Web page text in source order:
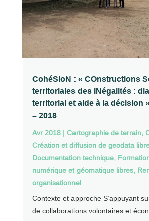
CohéSIoN : « COnstructions
territoriales des INégalités :
territorial et aide à la décision
– 2018
Avr 2018| Cartographie de terrain,
Création et diffusion de geodata
Documentation technique,
numérique et géomatique libres,
organisationnel
Contexte et approche S’appuyant
de collaborations volontaires et